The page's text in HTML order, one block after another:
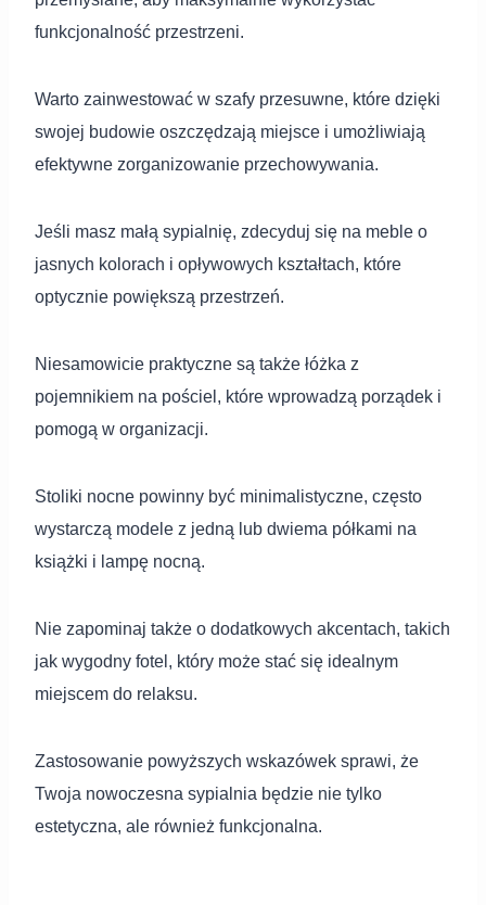
funkcjonalność przestrzeni.
Warto zainwestować w szafy przesuwne, które dzięki
swojej budowie oszczędzają miejsce i umożliwiają
efektywne zorganizowanie przechowywania.
Jeśli masz małą sypialnię, zdecyduj się na meble o
jasnych kolorach i opływowych kształtach, które
optycznie powiększą przestrzeń.
Niesamowicie praktyczne są także łóżka z
pojemnikiem na pościel, które wprowadzą porządek i
pomogą w organizacji.
Stoliki nocne powinny być minimalistyczne, często
wystarczą modele z jedną lub dwiema półkami na
książki i lampę nocną.
Nie zapominaj także o dodatkowych akcentach, takich
jak wygodny fotel, który może stać się idealnym
miejscem do relaksu.
Zastosowanie powyższych wskazówek sprawi, że
Twoja nowoczesna sypialnia będzie nie tylko
estetyczna, ale również funkcjonalna.